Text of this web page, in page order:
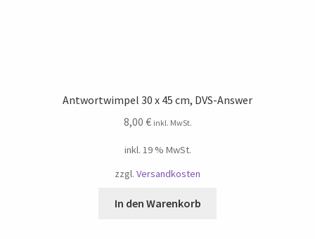
Antwortwimpel 30 x 45 cm, DVS-Answer
8,00 € inkl. MwSt.
inkl. 19 % MwSt.
zzgl. Versandkosten
In den Warenkorb